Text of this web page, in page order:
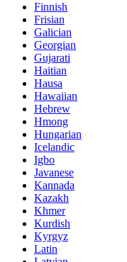
Finnish
Frisian
Galician
Georgian
Gujarati
Haitian
Hausa
Hawaiian
Hebrew
Hmong
Hungarian
Icelandic
Igbo
Javanese
Kannada
Kazakh
Khmer
Kurdish
Kyrgyz
Latin